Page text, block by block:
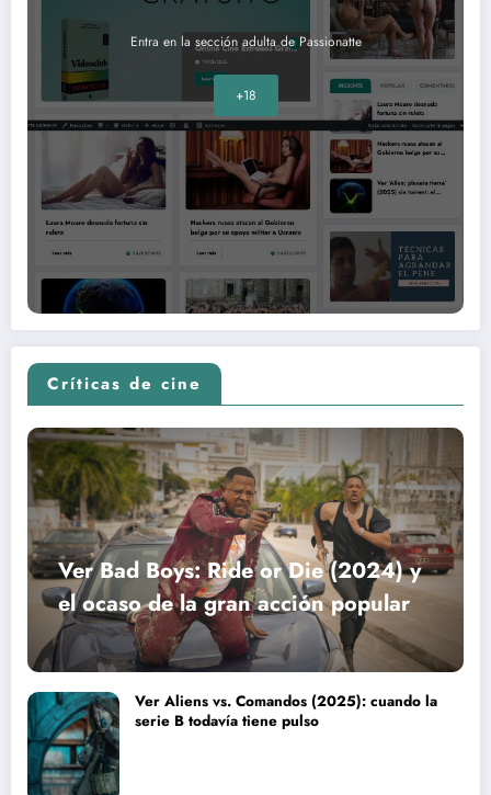
Entra en la sección adulta de Passionatte
+18
Críticas de cine
Ver Bad Boys: Ride or Die (2024) y
el ocaso de la gran acción popular
Ver Aliens vs. Comandos (2025): cuando la
serie B todavía tiene pulso